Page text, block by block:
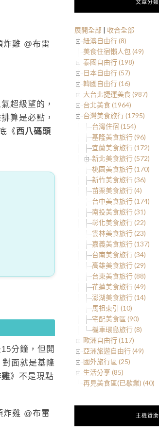
超級望的，
算是必點，
《 西八碼頭
分鐘，但開
對面就是基隆
》不是現點
文章分類
展開全部 | 收合全部
紐澳自由行 (8)
美食住宿懶人包 (49)
泰國自由行 (198)
日本自由行 (57)
韓國自由行 (16)
大台北捷運美食 (987)
台北美食 (1964)
台灣美食旅行 (1795)
台灣住宿 (154)
基隆美食旅行 (96)
宜蘭美食旅行 (172)
新北美食旅行 (572)
桃園美食旅行 (170)
新竹美食旅行 (36)
苗栗美食旅行 (4)
台中美食旅行 (174)
南投美食旅行 (31)
彰化美食旅行 (22)
雲林美食旅行 (23)
嘉義美食旅行 (137)
台南美食旅行 (34)
高雄美食旅行 (29)
台東美食旅行 (88)
花蓮美食旅行 (49)
澎湖美食旅行 (14)
馬祖東引 (10)
宅配美食區 (90)
機車環島旅行 (8)
歐洲自由行 (117)
亞洲旅遊自由行 (49)
國外旅行區 (25)
生活分享 (85)
再見美食區(已歇業) (40)
主機贊助